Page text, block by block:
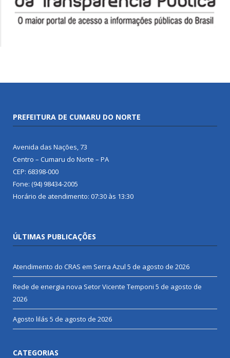
PREFEITURA DE CUMARU DO NORTE
Avenida das Nações, 73
Centro – Cumaru do Norte – PA
CEP: 68398-000
Fone: (94) 98434-2005
Horário de atendimento: 07:30 às 13:30
ÚLTIMAS PUBLICAÇÕES
Atendimento do CRAS em Serra Azul 5 de agosto de 2026
Rede de energia nova Setor Vicente Temponi 5 de agosto de
2026
Agosto lilás 5 de agosto de 2026
CATEGORIAS